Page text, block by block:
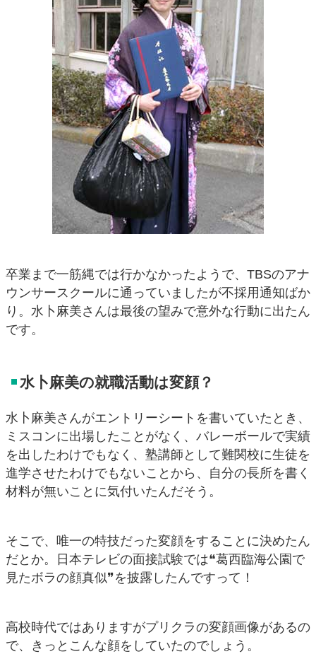
卒業まで一筋縄では行かなかったようで、TBSのアナ
ウンサースクールに通っていましたが不採用通知ばか
り。水卜麻美さんは最後の望みで意外な行動に出たん
です。
水卜麻美の就職活動は変顔？
水卜麻美さんがエントリーシートを書いていたとき、
ミスコンに出場したことがなく、バレーボールで実績
を出したわけでもなく、塾講師として難関校に生徒を
進学させたわけでもないことから、自分の長所を書く
材料が無いことに気付いたんだそう。
そこで、唯一の特技だった変顔をすることに決めたん
だとか。日本テレビの面接試験では❝葛西臨海公園で
見たボラの顔真似❞を披露したんですって！
高校時代ではありますがプリクラの変顔画像があるの
で、きっとこんな顔をしていたのでしょう。